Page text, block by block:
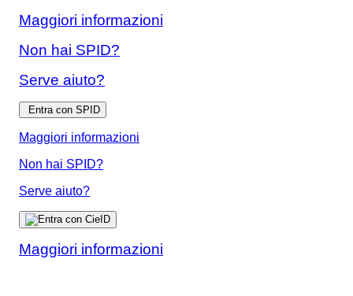
Maggiori informazioni
Non hai SPID?
Serve aiuto?
Entra con SPID
Maggiori informazioni
Non hai SPID?
Serve aiuto?
Maggiori informazioni